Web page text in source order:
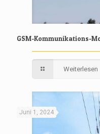
GSM-Kommunikations-
Weiterlesen
Juni 1, 2024